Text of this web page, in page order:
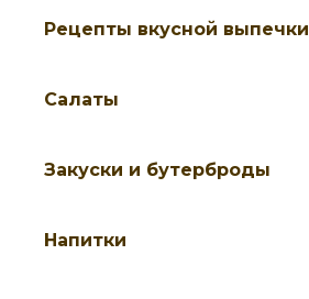
Рецепты вкусной выпечки
Салаты
Закуски и бутерброды
Напитки